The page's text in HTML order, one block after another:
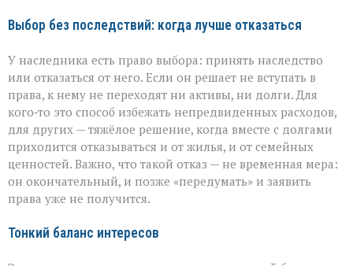
Выбор без последствий: когда лучше отказаться
У наследника есть право выбора: принять наследство
или отказаться от него. Если он решает не вступать в
права, к нему не переходят ни активы, ни долги. Для
кого‑то это способ избежать непредвиденных расходов,
для других — тяжёлое решение, когда вместе с долгами
приходится отказываться и от жилья, и от семейных
ценностей. Важно, что такой отказ — не временная мера:
он окончательный, и позже «передумать» и заявить
права уже не получится.
Тонкий баланс интересов